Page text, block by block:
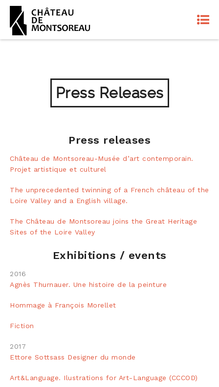
Press Releases
Press releases
Château de Montsoreau-Musée d’art contemporain.
Projet artistique et culturel
The unprecedented twinning of a French château of the
Loire Valley and a English village.
The Château de Montsoreau joins the Great Heritage
Sites of the Loire Valley
Exhibitions / events
2016
Agnès Thurnauer. Une histoire de la peinture
Hommage à François Morellet
Fiction
2017
Ettore Sottsass Designer du monde
Art&Language. Ilustrations for Art-Language (CCCOD)